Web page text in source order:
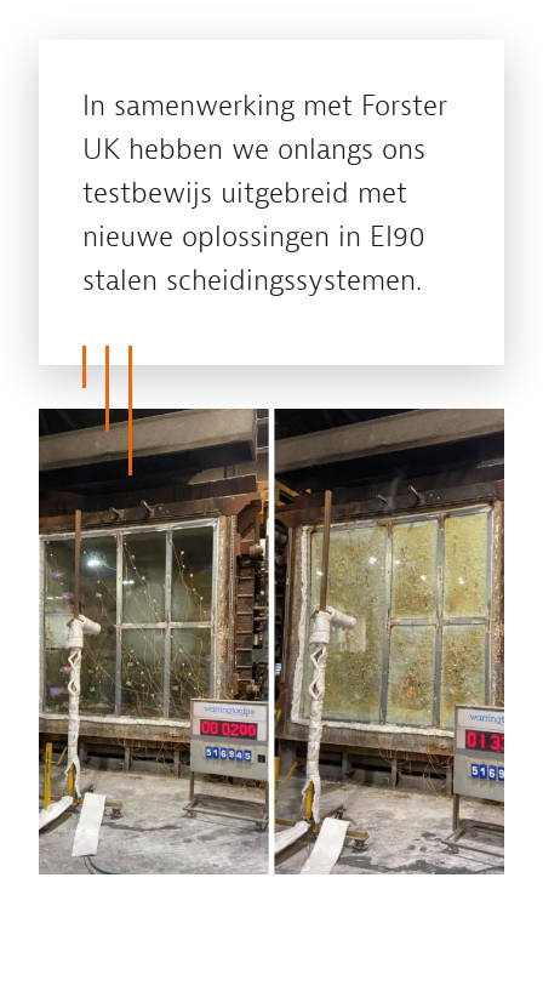
In samenwerking met Forster
UK hebben we onlangs ons
testbewijs uitgebreid met
nieuwe oplossingen in EI90
stalen scheidingssystemen.